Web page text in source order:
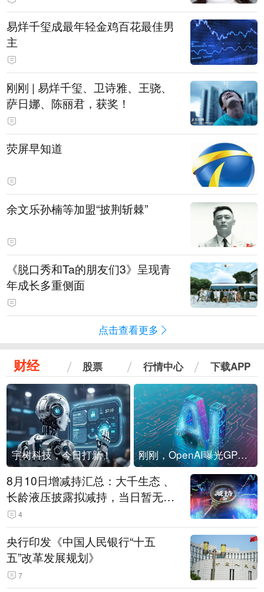
易烊千玺成最年轻金鸡百花最佳男
主
刚刚 | 易烊千玺、卫诗雅、王骁、
萨日娜、陈丽君，获奖！
荧屏早知道
余文乐孙楠等加盟“披荆斩棘”
《脱口秀和Ta的朋友们3》呈现青
年成长多重侧面
点击查看更多
财经 股票 行情中心 下载APP
宇树科技，今日打新！ 刚刚，OpenAI曝光GPT-6！传10万亿参数，8月强行发布
8月10日增减持汇总：大千生态 、
长龄液压披露拟减持，当日暂无A
股增持（表）
4
央行印发《中国人民银行“十五
五”改革发展规划》
7